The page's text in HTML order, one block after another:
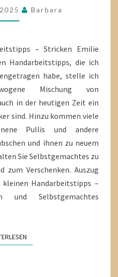
STRICKEN
Barbara
– Stricken Emilie
Handarbeitstipps, die ich
habe, stelle ich
Mischung von
in der heutigen Zeit ein
sind. Hinzu kommen viele
Pullis und andere
und ihnen zu neuem
Sie Selbstgemachtes zu
zum Verschenken. Auszug
Handarbeitstipps –
und Selbstgemachtes
WEITERLESEN